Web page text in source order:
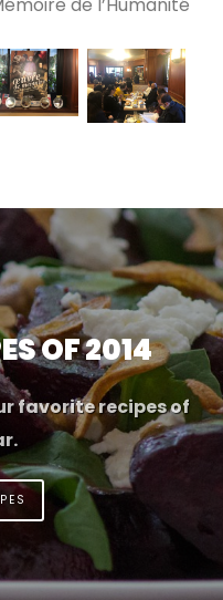
OF 2014
favorite recipes of